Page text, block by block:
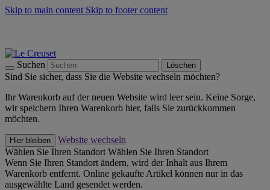
Skip to main content Skip to footer content
Suchen Löschen
Sind Sie sicher, dass Sie die Website wechseln möchten?
Ihr Warenkorb auf der neuen Website wird leer sein. Keine Sorge,
wir speichern Ihren Warenkorb hier, falls Sie zurückkommen
möchten.
Hier bleiben
Website wechseln
Wählen Sie Ihren Standort Wählen Sie Ihren Standort
Wenn Sie Ihren Standort ändern, wird der Inhalt aus Ihrem
Warenkorb entfernt. Online gekaufte Artikel können nur in das
ausgewählte Land gesendet werden.